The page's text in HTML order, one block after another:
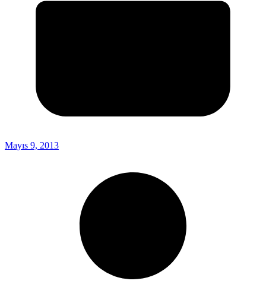
Mayıs 9, 2013